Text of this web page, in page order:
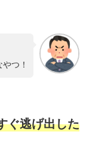
つ！
ぐ逃げ出した